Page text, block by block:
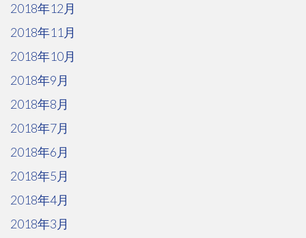
2018年12月
2018年11月
2018年10月
2018年9月
2018年8月
2018年7月
2018年6月
2018年5月
2018年4月
2018年3月